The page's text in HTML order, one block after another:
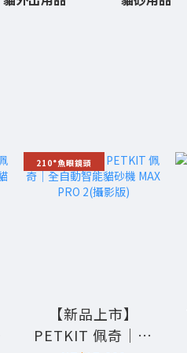
210°魚眼鏡頭
【新品上市】
PETKIT 佩奇｜全